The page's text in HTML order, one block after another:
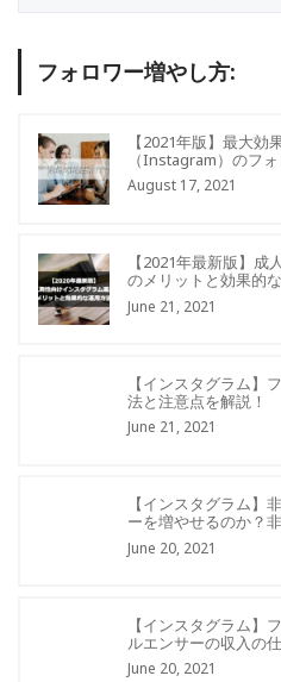
フォロワー増やし方:
【2021年版】最大効
（Instagram）のフ
August 17, 2021
【2021年最新版】
のメリットと効果的
June 21, 2021
【インスタグラム】
法と注意点を解説！
June 21, 2021
【インスタグラム】
ーを増やせるのか？
June 20, 2021
【インスタグラム】
ルエンサーの収入の
June 20, 2021